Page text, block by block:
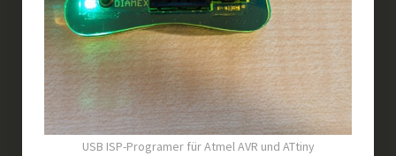
USB ISP-Programer für Atmel AVR und ATtiny